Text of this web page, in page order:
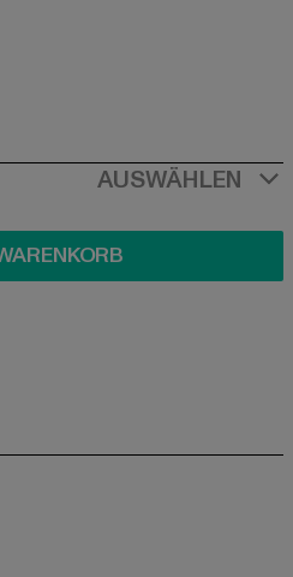
AUSWÄHLEN